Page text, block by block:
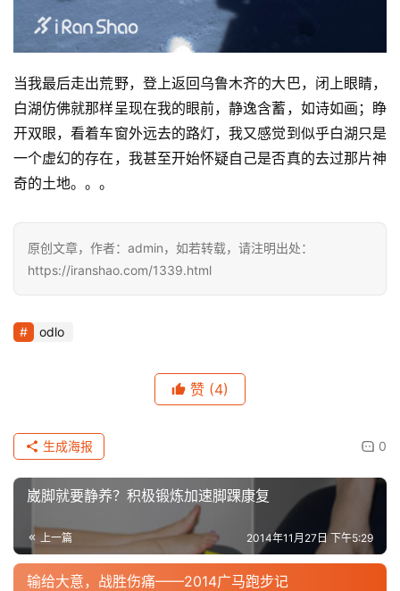
当我最后走出荒野，登上返回乌鲁木齐的大巴，闭上眼睛，
白湖仿佛就那样呈现在我的眼前，静逸含蓄，如诗如画；睁
开双眼，看着车窗外远去的路灯，我又感觉到似乎白湖只是
一个虚幻的存在，我甚至开始怀疑自己是否真的去过那片神
奇的土地。。。
原创文章，作者：admin，如若转载，请注明出处：
https://iranshao.com/1339.html
odlo
赞 (4)
0
生成海报
崴脚就要静养？积极锻炼加速脚踝康复
上一篇 2014年11月27日 下午5:29
输给大意，战胜伤痛——2014广马跑步记